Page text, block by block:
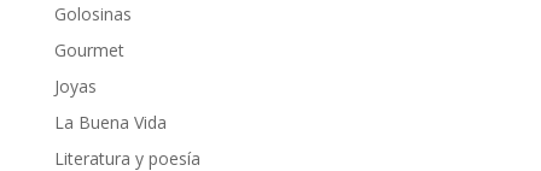
Golosinas
Gourmet
Joyas
La Buena Vida
Literatura y poesía